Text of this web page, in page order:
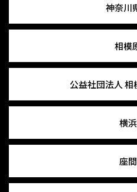
神奈川
相模
公益社団法人 相
横
座